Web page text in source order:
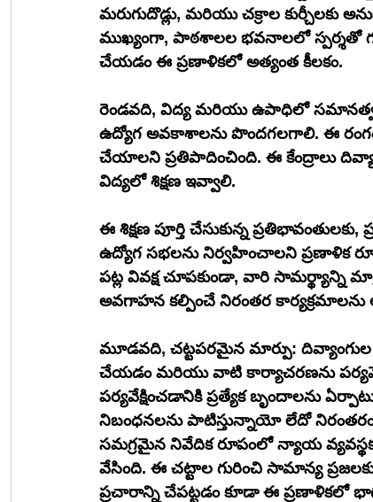
మరుగుదొడ్లు, మరియు చక్రాల కుర్చీలకు
ముఖ్యంగా, పాఠశాలల భవనాలలో స్పర్శతో
చేయడం ఈ ప్రణాళికలో అత్యంత కీలకం.
రెండవది, విద్య మరియు ఉపాధిలో సమానత్వం:
ఉద్యోగ అవకాశాలను పొందగలగాలి. ఈ రంగం
చేయాలని ప్రతిపాదించింది. ఈ కేంద్రాలు
విద్యలో శిక్షణ ఇవ్వాలి.
ఈ శిక్షణ పూర్తి చేసుకున్న
ఉద్యోగ సభలను నిర్వహించాలని ప్రణాళిక
పట్ల వివక్ష చూపకుండా, వారి సామర్థ్యాన్ని
అవగాహన కల్పించే నిరంతర
మూడవది, చట్టపరమైన మార్పు: దివ్యాంగుల
చేయడం మరియు వాటి కార్యాచరణను
పర్యవేక్షించడానికి ప్రత్యేక బృందాలను
నిబంధనలను పాటిస్తున్నాయో లేదో
సమగ్రమైన నివేదిక రూపంలో న్యాయ
వేసింది. ఈ చట్టాల గురించి సామాన్య
ప్రచారాన్ని చేపట్టడం కూడా ఈ ప్రణాళికలో